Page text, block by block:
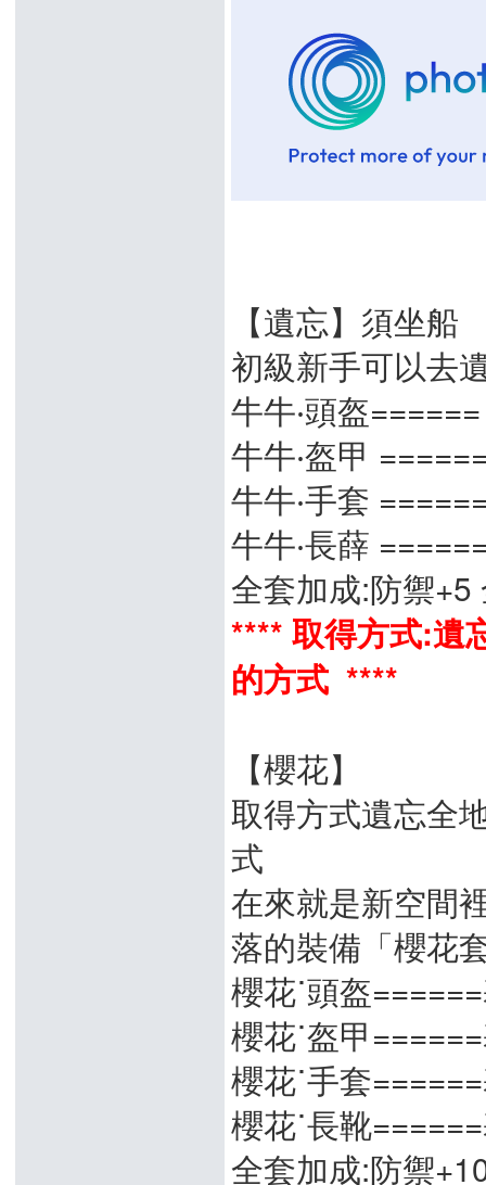
【遺忘】須坐船
初級新手可以去
牛牛‧頭盔
牛牛‧盔甲
牛牛‧手套
牛牛‧長薛
全套加成:防禦
**** 取得方式:遺
的方式 ****
【櫻花】
取得方式遺忘全
式
在來就是新空間
落的裝備「櫻花
櫻花˙頭盔
櫻花˙盔甲
櫻花˙手套
櫻花˙長靴
全套加成:防禦